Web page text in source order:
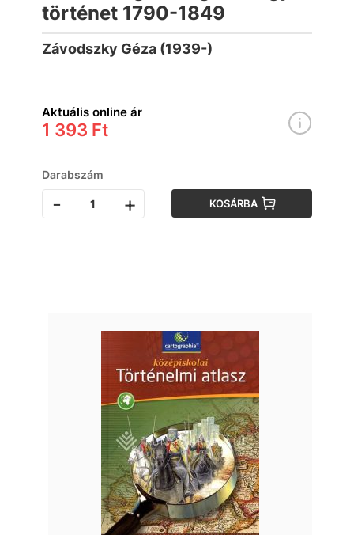
történet 1790-1849
Závodszky Géza (1939-)
Aktuális online ár
1 393 Ft
Darabszám
- + KOSÁRBA